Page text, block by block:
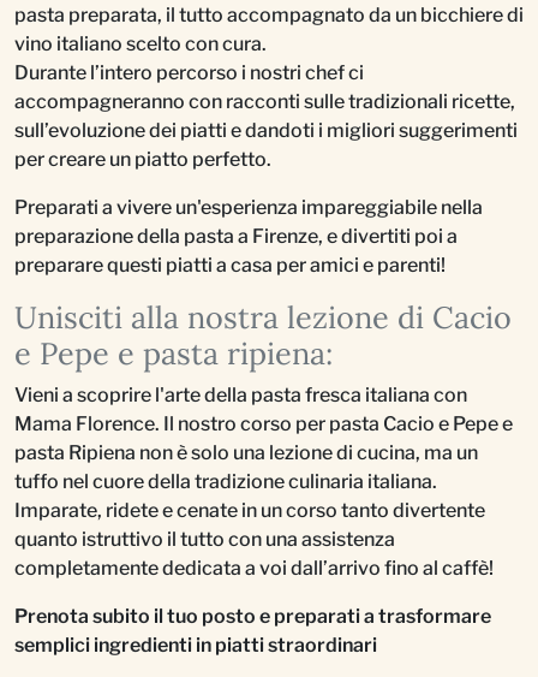
pasta preparata, il tutto accompagnato da un bicchiere di
vino italiano scelto con cura.
Durante l’intero percorso i nostri chef ci
accompagneranno con racconti sulle tradizionali ricette,
sull’evoluzione dei piatti e dandoti i migliori suggerimenti
per creare un piatto perfetto.
Preparati a vivere un'esperienza impareggiabile nella
preparazione della pasta a Firenze, e divertiti poi a
preparare questi piatti a casa per amici e parenti!
Unisciti alla nostra lezione di Cacio
e Pepe e pasta ripiena:
Vieni a scoprire l'arte della pasta fresca italiana con
Mama Florence. Il nostro corso per pasta Cacio e Pepe e
pasta Ripiena non è solo una lezione di cucina, ma un
tuffo nel cuore della tradizione culinaria italiana.
Imparate, ridete e cenate in un corso tanto divertente
quanto istruttivo il tutto con una assistenza
completamente dedicata a voi dall’arrivo fino al caffè!
Prenota subito il tuo posto e preparati a trasformare
semplici ingredienti in piatti straordinari